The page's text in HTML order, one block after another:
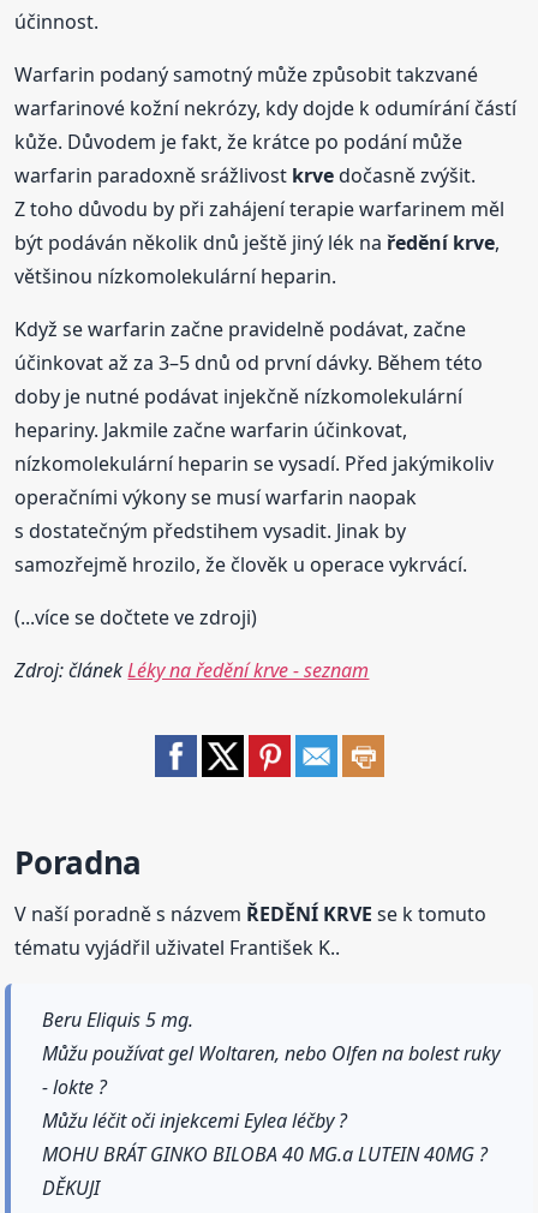
účinnost.
Warfarin podaný samotný může způsobit takzvané
warfarinové kožní nekrózy, kdy dojde k odumírání částí
kůže. Důvodem je fakt, že krátce po podání může
warfarin paradoxně srážlivost krvedočasně zvýšit.
Z toho důvodu by při zahájení terapie warfarinem měl
být podáván několik dnů ještě jiný lék naředění krve,
většinou nízkomolekulární heparin.
Když se warfarin začne pravidelně podávat, začne
účinkovat až za 3–5 dnů od první dávky. Během této
doby je nutné podávat injekčně nízkomolekulární
hepariny. Jakmile začne warfarin účinkovat,
nízkomolekulární heparin se vysadí. Před jakýmikoliv
operačními výkony se musí warfarin naopak
s dostatečným předstihem vysadit. Jinak by
samozřejmě hrozilo, že člověk u operace vykrvácí.
(...více se dočtete ve zdroji)
Zdroj: článekLéky na ředění krve - seznam
Poradna
V naší poradně s názvem ŘEDĚNÍ KRVE se k tomuto
tématu vyjádřil uživatel František K..
Beru Eliquis 5 mg.
Můžu používat gel Woltaren, nebo Olfen na bolest ruky
- lokte ?
Můžu léčit oči injekcemi Eylea léčby ?
MOHU BRÁT GINKO BILOBA 40 MG.a LUTEIN 40MG ?
DĚKUJI